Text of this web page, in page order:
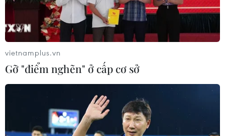
phương cũng quan tâm nâng cao ý thức, trách
nhiệm của mọi người dân trong công tác bảo vệ
tài nguyên rừng, chủ động phòng chống thiên
tai gây thiệt hại đến giá trị của Gươl.
Các ngành chức năng kết hợp với già làng,
trưởng thôn, những cán bộ lão thành cách mạng
là người Cơtu có uy tín, những nghệ nhân Cơtu
có kinh nghiệm hướng dẫn trong việc thiết kế,
trang trí cho Gươl nhằm phát triển tối đa giá trị
vietnamplus.vn
Gỡ "điểm nghẽn" ở cấp cơ sở